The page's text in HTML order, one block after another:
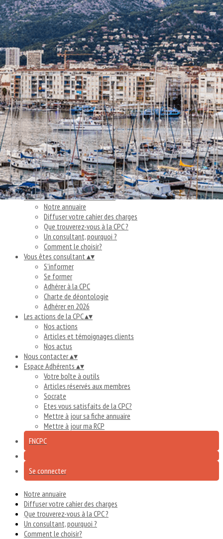
Exporter les lignes sélectionnées
Exporter toutes les colonnes
Exporter uniquement les colonnes affichées
Menu
<
>
Nos actions
Articles et témoignages clients
Nos actus
Ajoutez un logo, un bouton, des réseaux sociaux
Cliquez pour éditer
Accueil▴▾
Vous cherchez un consultant▴▾
Notre annuaire
Diffuser votre cahier des charges
Que trouverez-vous à la CPC ?
Un consultant, pourquoi ?
Comment le choisir?
Vous êtes consultant ▴▾
S'informer
Se former
Adhérer à la CPC
Charte de déontologie
Adhérer en 2026
Les actions de la CPC▴▾
Nos actions
Articles et témoignages clients
Nos actus
Nous contacter▴▾
Espace Adhérents ▴▾
Votre boîte à outils
Articles réservés aux membres
Socrate
Etes vous satisfaits de la CPC?
Mettre à jour sa fiche annuaire
Mettre à jour ma RCP
FNCPC
Se connecter
Notre annuaire
Diffuser votre cahier des charges
Que trouverez-vous à la CPC ?
Un consultant, pourquoi ?
Comment le choisir?